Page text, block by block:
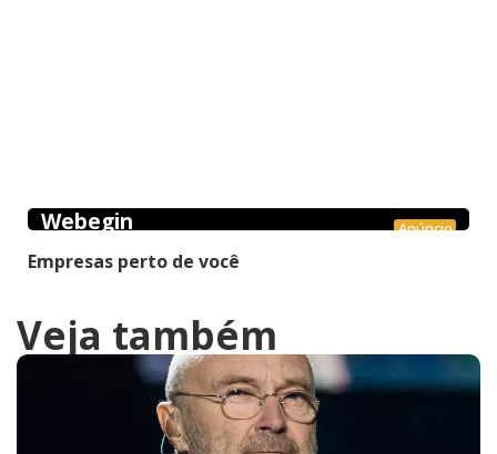
Anúncio
Webegin
Empresas perto de você
Veja também